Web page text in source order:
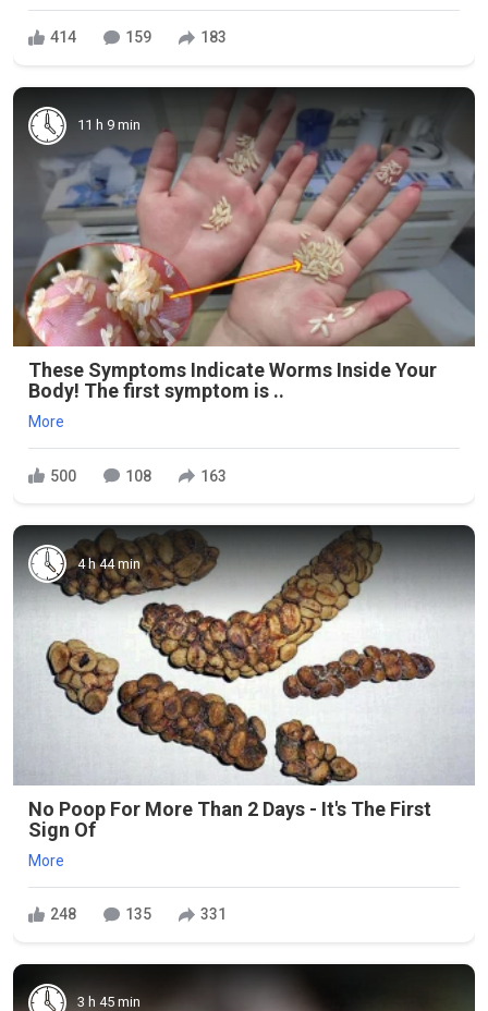
414 159 183
11 h 9 min
These Symptoms Indicate Worms Inside Your
Body! The first symptom is ..
More
500 108 163
4 h 44 min
No Poop For More Than 2 Days - It's The First
Sign Of
More
248 135 331
3 h 45 min